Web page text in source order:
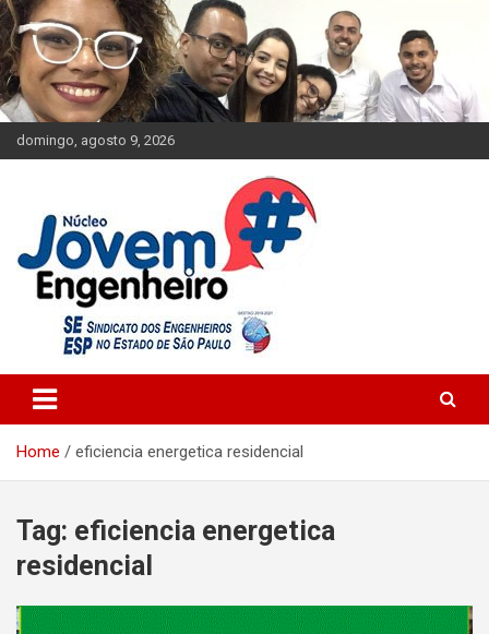
Skip
to
content
domingo, agosto 9, 2026
Núcleo Jovem Engenheiro
Home eficiencia energetica residencial
Tag: eficiencia energetica
residencial